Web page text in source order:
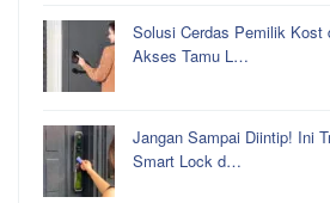
Solusi Cerdas Pemilik Kost
Akses Tamu L…
Jangan Sampai Diintip! Ini
Smart Lock d…